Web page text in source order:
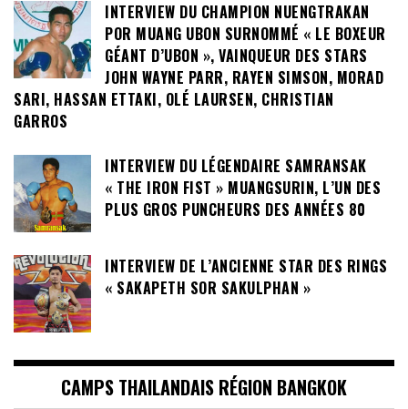
INTERVIEW DU CHAMPION NUENGTRAKAN
POR MUANG UBON SURNOMMÉ « LE BOXEUR
GÉANT D’UBON », VAINQUEUR DES STARS
JOHN WAYNE PARR, RAYEN SIMSON, MORAD
SARI, HASSAN ETTAKI, OLÉ LAURSEN, CHRISTIAN
GARROS
INTERVIEW DU LÉGENDAIRE SAMRANSAK
« THE IRON FIST » MUANGSURIN, L’UN DES
PLUS GROS PUNCHEURS DES ANNÉES 80
INTERVIEW DE L’ANCIENNE STAR DES RINGS
« SAKAPETH SOR SAKULPHAN »
CAMPS THAILANDAIS RÉGION BANGKOK